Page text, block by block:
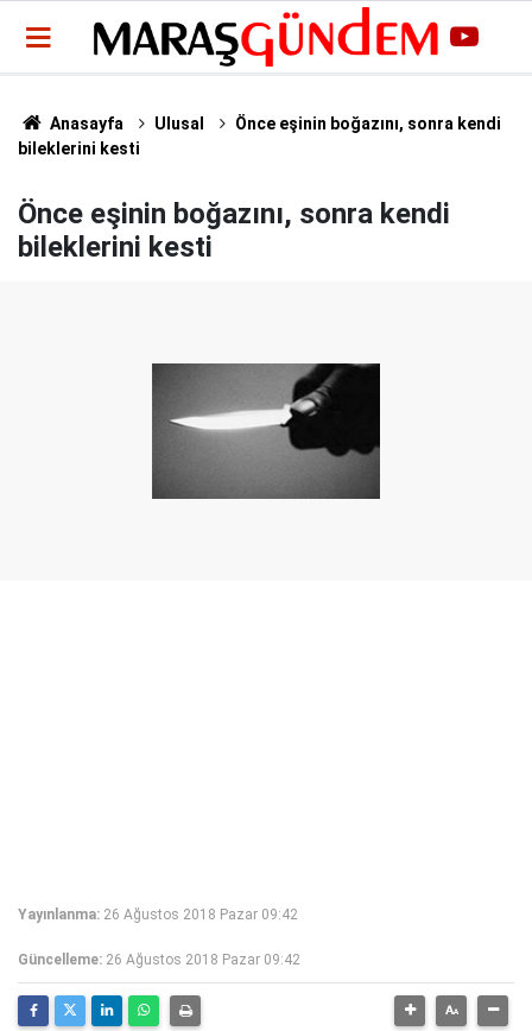
Anasayfa Ulusal
Önce eşinin boğazını, sonra kendi
bileklerini kesti
Önce eşinin boğazını, sonra kendi
bileklerini kesti
Yayınlanma: 26 Ağustos 2018 Pazar 09:42
Güncelleme: 26 Ağustos 2018 Pazar 09:42